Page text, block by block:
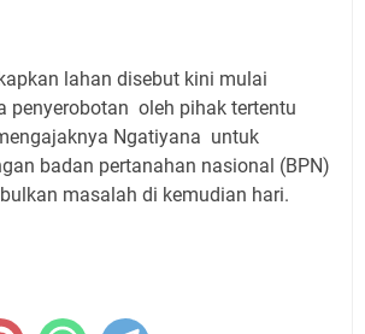
lahan disebut kini mulai
penyerobotan oleh pihak tertentu
Ngatiyana untuk
badan pertanahan nasional (BPN)
masalah di kemudian hari.